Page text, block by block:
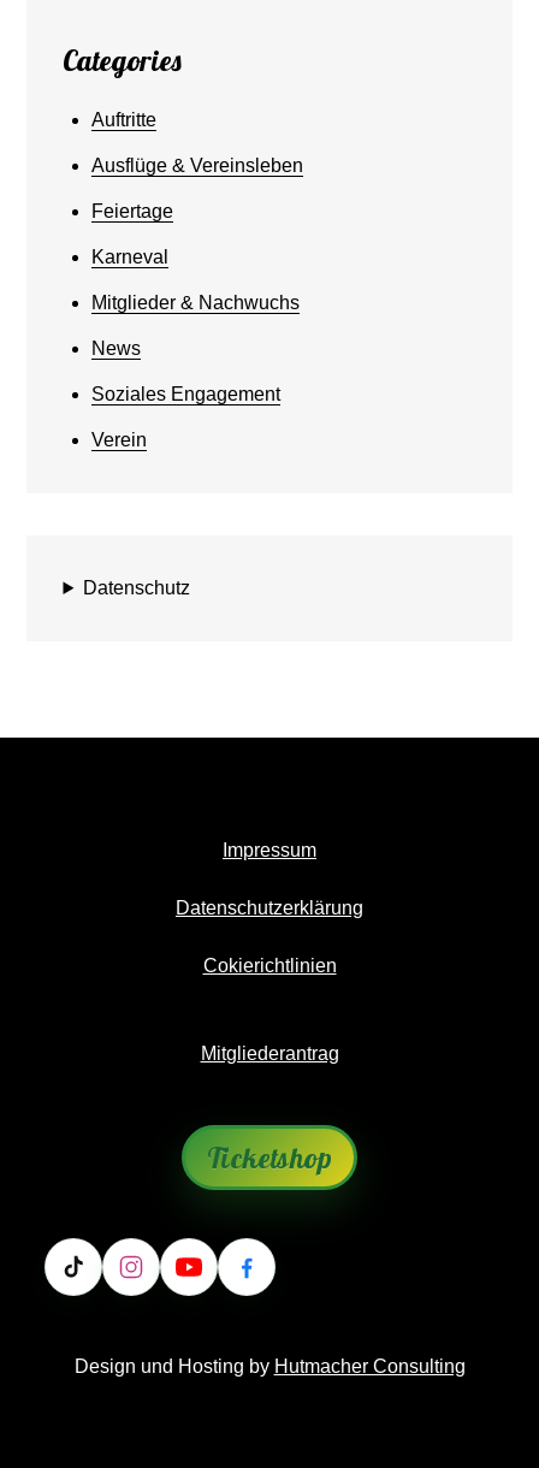
Categories
Auftritte
Ausflüge & Vereinsleben
Feiertage
Karneval
Mitglieder & Nachwuchs
News
Soziales Engagement
Verein
Datenschutz
Impressum
Datenschutzerklärung
Cokierichtlinien
Mitgliederantrag
Ticketshop
Design und Hosting by Hutmacher Consulting